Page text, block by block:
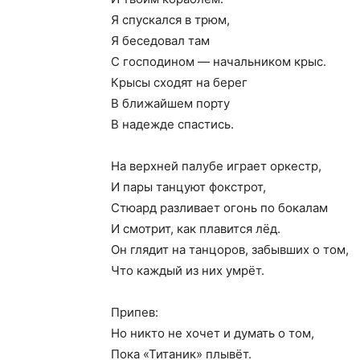
Я спускался в трюм,
Я беседовал там
С господином — начальником крыс.
Крысы сходят на берег
В ближайшем порту
В надежде спастись.
На верхней палубе играет оркестр,
И пары танцуют фокстрот,
Стюард разливает огонь по бокалам
И смотрит, как плавится лёд.
Он глядит на танцоров, забывших о том,
Что каждый из них умрёт.
Припев:
Но никто не хочет и думать о том,
Пока «Титаник» плывёт.